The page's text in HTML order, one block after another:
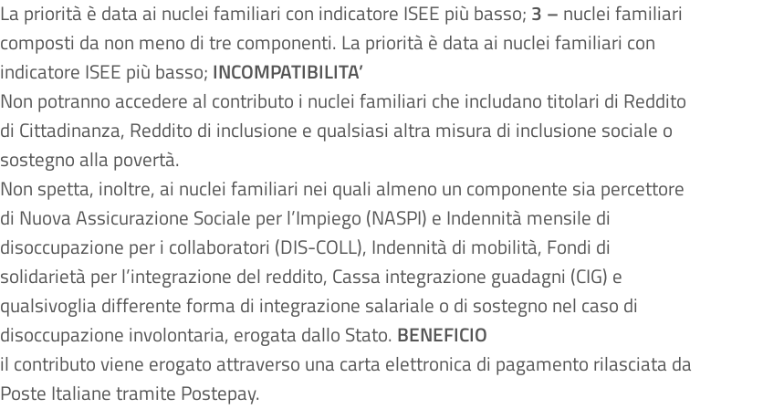
La priorità è data ai nuclei familiari con indicatore ISEE più basso; 3 – nuclei familiari
composti da non meno di tre componenti. La priorità è data ai nuclei familiari con
indicatore ISEE più basso; INCOMPATIBILITA’
Non potranno accedere al contributo i nuclei familiari che includano titolari di Reddito
di Cittadinanza, Reddito di inclusione e qualsiasi altra misura di inclusione sociale o
sostegno alla povertà.
Non spetta, inoltre, ai nuclei familiari nei quali almeno un componente sia percettore
di Nuova Assicurazione Sociale per l’Impiego (NASPI) e Indennità mensile di
disoccupazione per i collaboratori (DIS-COLL), Indennità di mobilità, Fondi di
solidarietà per l’integrazione del reddito, Cassa integrazione guadagni (CIG) e
qualsivoglia differente forma di integrazione salariale o di sostegno nel caso di
disoccupazione involontaria, erogata dallo Stato. BENEFICIO
il contributo viene erogato attraverso una carta elettronica di pagamento rilasciata da
Poste Italiane tramite Postepay.